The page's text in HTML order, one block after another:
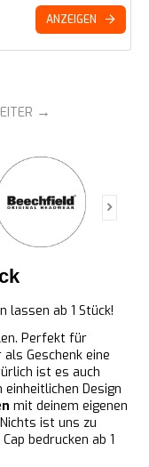
ANZEIGEN
lassen ab 1 Stück!
Perfekt für
Geschenk eine
ist es auch
Design
mit deinem eigenen
ist uns zu
bedrucken ab 1